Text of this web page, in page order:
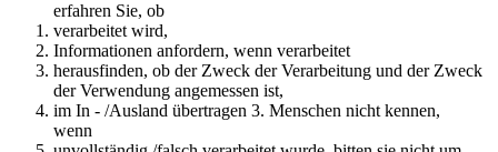
erfahren Sie, ob
verarbeitet wird,
Informationen anfordern, wenn verarbeitet
herausfinden, ob der Zweck der Verarbeitung und der Zweck
der Verwendung angemessen ist,
im In - /Ausland übertragen 3. Menschen nicht kennen,
wenn